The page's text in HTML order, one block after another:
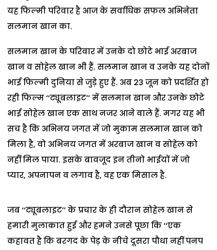
यह फिल्मी परिवार है आज के सर्वाधिक सफल अभिनेता
सलमान खान का.
सलमान खान के परिवार में उनके दो छोटे भाई अरबाज
खान व सोहेल खान भी हैं. सलमान खान व उनके यह दोनों
भाई फिल्मी दुनिया से जुड़े हुए हैं. अब 23 जून को प्रदर्शित हो
रही फिल्म ‘‘ट्यूबलाइट’’ में सलमान खान और उनके छोटे
भाई सोहेल खान एक साथ नजर आने वाले हैं. मगर यह भी
सच है कि अभिनय जगत में जो मुकाम सलमान खान को
मिला है, वो अभिनय जगत में अरबाज खान व सोहेल को
नहीं मिल पाया. इसके बावजूद इन तीनो भाईयों में जो
प्यार, अपनापन व लगाव है, वह एक मिसाल है.
जब ‘‘ट्यूबलाइट’’ के प्रचार के ही दौरान सोहेल खान से
हमारी मुलाकात हुई और हमने उनसे पूछा कि ‘‘एक
कहावत है कि बरगद के पेड़ के नीचे दूसरा पौधा नहीं पनप